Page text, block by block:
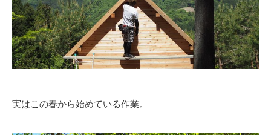
実はこの春から始めている作業。